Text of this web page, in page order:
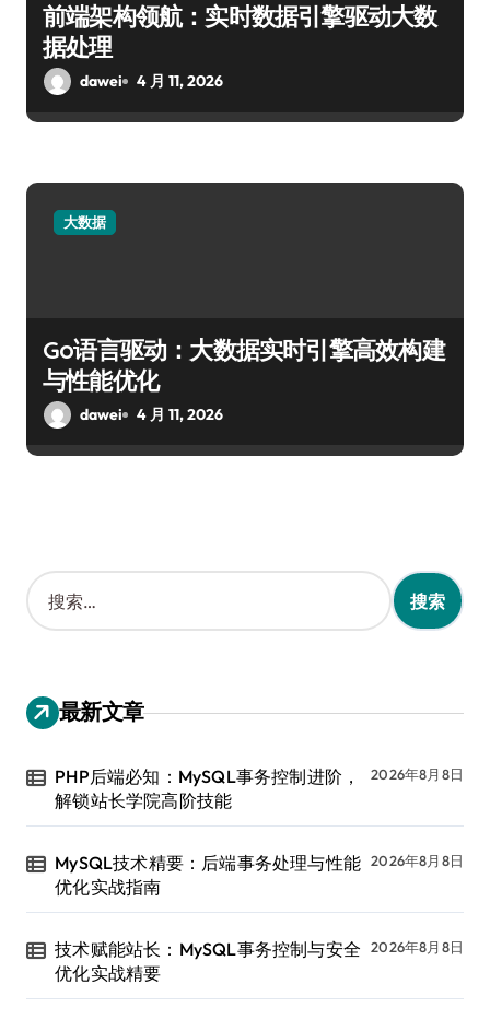
前端架构领航：实时数据引擎驱动大数
据处理
dawei 4 月 11, 2026
大数据
Go语言驱动：大数据实时引擎高效构建
与性能优化
dawei 4 月 11, 2026
搜
索
：
最新文章
PHP后端必知：MySQL事务控制进阶，
解锁站长学院高阶技能
2026年8月8日
MySQL技术精要：后端事务处理与性能
优化实战指南
2026年8月8日
技术赋能站长：MySQL事务控制与安全
优化实战精要
2026年8月8日